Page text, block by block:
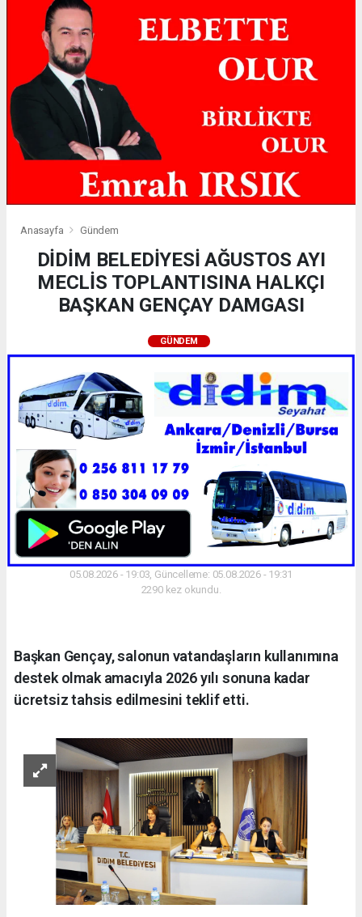
Anasayfa Gündem
DİDİM BELEDİYESİ AĞUSTOS AYI
MECLİS TOPLANTISINA HALKÇI
BAŞKAN GENÇAY DAMGASI
GÜNDEM
05.08.2026 - 19:03, Güncelleme: 05.08.2026 - 19:31
2290 kez okundu.
Başkan Gençay, salonun vatandaşların kullanımına
destek olmak amacıyla 2026 yılı sonuna kadar
ücretsiz tahsis edilmesini teklif etti.